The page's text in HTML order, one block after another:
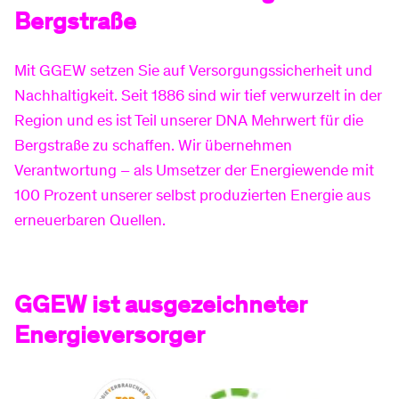
Hilfe & Service
Kundenportal
Downloads
Umzug melden
Freunde werben
Hausbau-Services
Hausanschluss
Zähler-Service
Bergstraße
Mit GGEW setzen Sie auf Versorgungssicherheit und
Nachhaltigkeit. Seit 1886 sind wir tief verwurzelt in der
Region und es ist Teil unserer DNA Mehrwert für die
Bergstraße zu schaffen. Wir übernehmen
Verantwortung – als Umsetzer der Energiewende mit
100 Prozent unserer selbst produzierten Energie aus
erneuerbaren Quellen.
GGEW ist ausgezeichneter
Energieversorger